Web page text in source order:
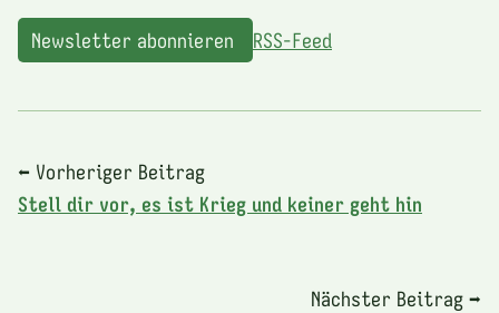
Newsletter abonnieren RSS-Feed
⬅ Vorheriger Beitrag
Stell dir vor, es ist Krieg und keiner geht hin
Nächster Beitrag ➡